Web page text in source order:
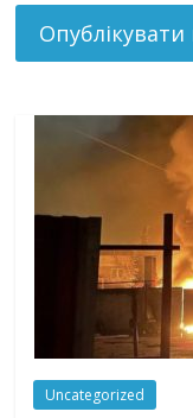
Uncategorized